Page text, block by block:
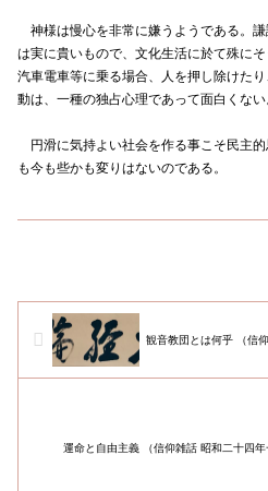
神様は慢心を非常に嫌うようである。
は実に貴いもので、文化生活に於て殊に
汽車電車等に乗る場合、人を押し除けた
動は、一種の独占心理であって面白くない
円滑に気持よい社会を作る事こそ民主
も今も些かも変りはないのである。
観音教団とは何乎 （信
運命と自由主義 （信仰雑話 昭和二十四年